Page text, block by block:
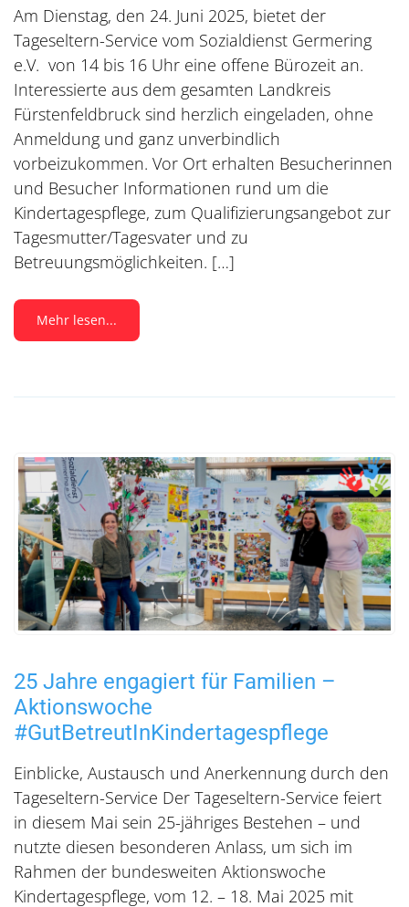
Am Dienstag, den 24. Juni 2025, bietet der
Tageseltern-Service vom Sozialdienst Germering
e.V. von 14 bis 16 Uhr eine offene Bürozeit an.
Interessierte aus dem gesamten Landkreis
Fürstenfeldbruck sind herzlich eingeladen, ohne
Anmeldung und ganz unverbindlich
vorbeizukommen. Vor Ort erhalten Besucherinnen
und Besucher Informationen rund um die
Kindertagespflege, zum Qualifizierungsangebot zur
Tagesmutter/Tagesvater und zu
Betreuungsmöglichkeiten. […]
Mehr lesen...
25 Jahre engagiert für Familien –
Aktionswoche
#GutBetreutInKindertagespflege
Einblicke, Austausch und Anerkennung durch den
Tageseltern-Service Der Tageseltern-Service feiert
in diesem Mai sein 25-jähriges Bestehen – und
nutzte diesen besonderen Anlass, um sich im
Rahmen der bundesweiten Aktionswoche
Kindertagespflege, vom 12. – 18. Mai 2025 mit